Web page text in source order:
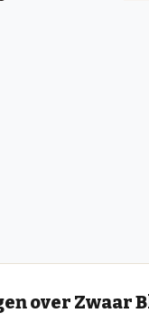
over Zwaar